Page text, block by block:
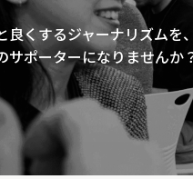
良くするジャーナリズムを
サポーターになりませんか